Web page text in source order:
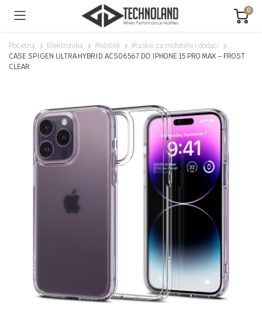
0
Početna Elektronika Mobiteli
Maske za mobitele i dodaci
CASE SPIGEN ULTRA HYBRID ACS06567 DO IPHONE 15 PRO MAX – FROST
CLEAR